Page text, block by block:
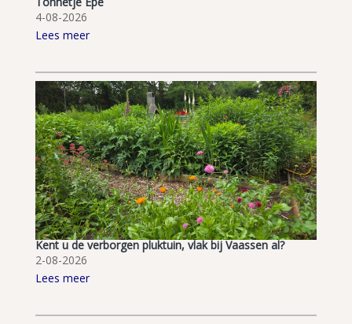
4-08-2026
Lees meer
Kent u de verborgen pluktuin, vlak bij Vaassen al?
2-08-2026
Lees meer